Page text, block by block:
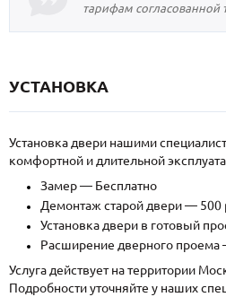
тарифам
УСТАНОВКА
Установка двери нашими
комфортной и длительной
Замер — Бесплатно
Демонтаж старой двери — 500
Установка двери в готовый
Расширение дверного проема
Услуга действует на территории
Подробности уточняйте у наших